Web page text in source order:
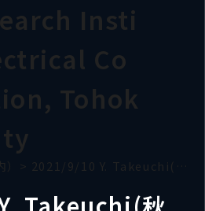
Insti
Co
Tohok
> 2021/9/10 Y. Takeuchi(秋応物)
Takeuchi(秋